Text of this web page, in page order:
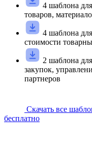
4 шаблона
товаров,
4 шаблона
стоимости
2 шаблона
закупок,
партнеров
Скачать все
бесплатно